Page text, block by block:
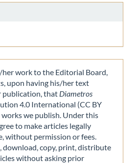
work to the Editorial Board,
upon having his/her text
publication, that Diametros
4.0 International (CC BY
we publish. Under this
to make articles legally
without permission or fees.
download, copy, print, distribute
without asking prior